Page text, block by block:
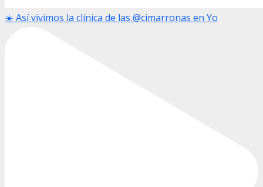
☀️ Así vivimos la clínica de las @cimarronas en Yo